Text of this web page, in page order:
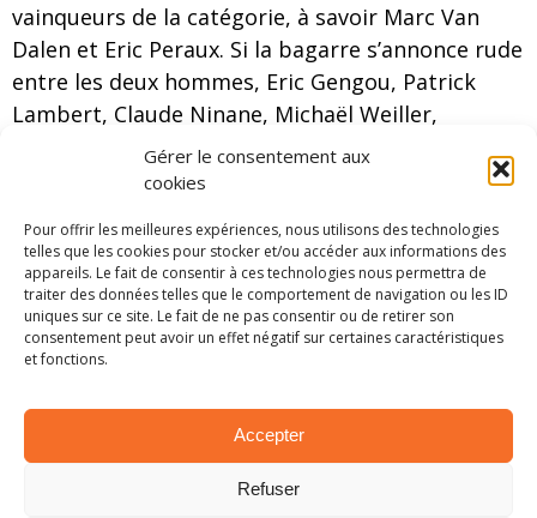
Gérer le consentement aux
cookies
Pour offrir les meilleures expériences, nous utilisons des technologies
telles que les cookies pour stocker et/ou accéder aux informations des
appareils. Le fait de consentir à ces technologies nous permettra de
traiter des données telles que le comportement de navigation ou les ID
uniques sur ce site. Le fait de ne pas consentir ou de retirer son
consentement peut avoir un effet négatif sur certaines caractéristiques
et fonctions.
Accepter
Refuser
vainqueurs de la catégorie, à savoir Marc Van
Dalen et Eric Peraux. Si la bagarre s’annonce rude
entre les deux hommes, Eric Gengou, Patrick
Lambert, Claude Ninane, Michaël Weiller,
Alexandre Delhez et j’en passe, viendront eux
aussi se mêler à la lutte pour la plus haute
Il ne faudra pas non plus oublier les outsiders,
tels que Tony Kevers, Nicolas Hennes, José
Delporte, Hervé Van Rijckevorsel ou encore Johan
Gitsels qui troquera son carnet de notes pour le
Bref, il y aura du beau monde à Bastogne le